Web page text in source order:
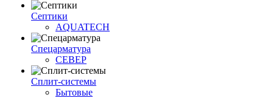
Септики
AQUATECH
Спецарматура
СЕВЕР
Сплит-системы
Бытовые